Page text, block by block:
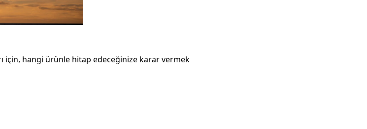
için, hangi ürünle hitap edeceğinize karar vermek